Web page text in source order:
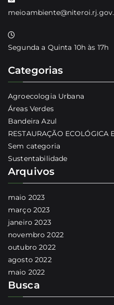
Segunda a Quinta 10h às 17h
Categorias
Agroecologia Urbana
Áreas Verdes
Bandeira Azul
RESTAURAÇÃO ECOLÓGICA
Sem categoria
Sustentabilidade
Arquivos
maio 2023
março 2023
janeiro 2023
novembro 2022
outubro 2022
agosto 2022
maio 2022
Busca